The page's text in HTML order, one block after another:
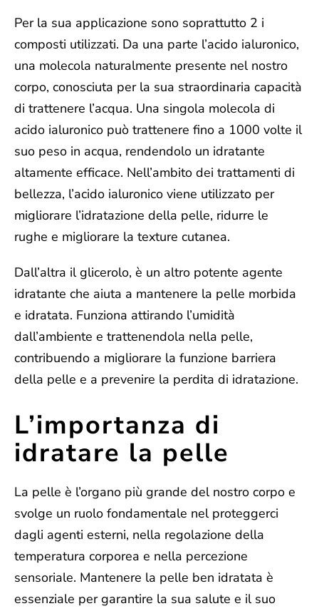
Per la sua applicazione sono soprattutto 2 i
composti utilizzati. Da una parte l’acido ialuronico,
una molecola naturalmente presente nel nostro
corpo, conosciuta per la sua straordinaria capacità
di trattenere l’acqua. Una singola molecola di
acido ialuronico può trattenere fino a 1000 volte il
suo peso in acqua, rendendolo un idratante
altamente efficace. Nell’ambito dei trattamenti di
bellezza, l’acido ialuronico viene utilizzato per
migliorare l’idratazione della pelle, ridurre le
rughe e migliorare la texture cutanea.
Dall’altra ilglicerolo, è un altro potente agente
idratante che aiuta a mantenere la pelle morbida
e idratata. Funziona attirando l’umidità
dall’ambiente e trattenendola nella pelle,
contribuendo a migliorare la funzione barriera
della pelle e a prevenire la perdita di idratazione.
L’importanza di
idratare la pelle
La pelle è l’organo più grande del nostro corpo e
svolge un ruolo fondamentale nel proteggerci
dagli agenti esterni, nella regolazione della
temperatura corporea e nella percezione
sensoriale. Mantenere la pelle ben idratata è
essenziale per garantire la sua salute e il suo